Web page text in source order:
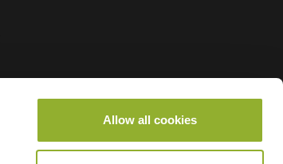
Allow all cookies